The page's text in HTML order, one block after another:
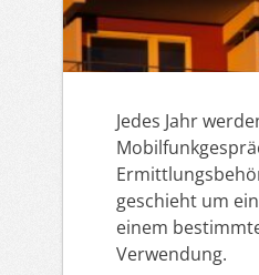
Jedes Jahr
geschieht um
einem
Verwendung.